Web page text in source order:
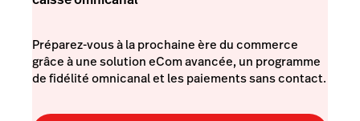
Préparez-vous à la prochaine ère du commerce
grâce à une solution eCom avancée, un programme
de fidélité omnicanal et les paiements sans contact.